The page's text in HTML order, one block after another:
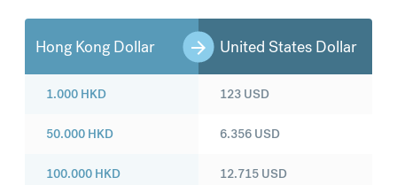
Hong Kong Dollar United States Dollar
1.000 HKD
50.000 HKD
100.000 HKD
123 USD
6.356 USD
12.715 USD